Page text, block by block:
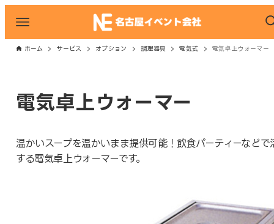
ホーム サービス オプション 調理器具 電気式 電気卓上ウォーマー
電気卓上ウォーマー
温かいスープを温かいまま提供可能！飲食パーティーなどで
する電気卓上ウォーマーです。